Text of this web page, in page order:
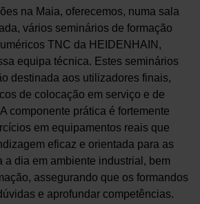
na Maia, oferecemos, numa sala
vários seminários de formação
TNC da HEIDENHAIN,
equipa técnica. Estes seminários
destinada aos utilizadores finais,
de colocação em serviço e de
componente prática é fortemente
em equipamentos reais que
eficaz e orientada para as
a dia em ambiente industrial, bem
assegurando que os formandos
e aprofundar competências.